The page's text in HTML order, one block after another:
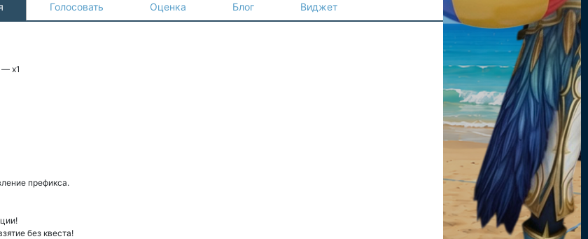
Голосовать Оценка Блог Виджет
x1
префикса.
без квеста!